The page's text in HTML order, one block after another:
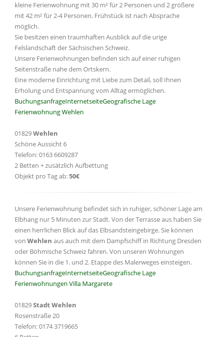
kleine Ferienwohnung mit 30 m² für 2 Personen und 2 größere
mit 42 m² für 2-4 Personen. Frühstück ist nach Absprache
möglich.
Sie besitzen einen traumhaften Ausblick auf die urige
Felslandschaft der Sächsischen Schweiz.
Unsere Ferienwohnungen befinden sich auf einer ruhigen
Seitenstraße nahe dem Ortskern.
Eine moderne Einrichtung mit Liebe zum Detail, soll Ihnen
Erholung und Entspannung vom Alltag ermöglichen.
BuchungsanfrageInternetseiteGeografische Lage
Ferienwohnung Wehlen
01829Wehlen
Schöne Aussicht 6
Telefon: 0163 6609287
2 Betten + zusätzlich Aufbettung
Objekt pro Tag ab:50€
Unsere Ferienwohnung befindet sich in ruhiger, schöner Lage am
Elbhang nur 5 Minuten zur Stadt. Von der Terrasse aus haben Sie
einen herrlichen Blick auf das Elbsandsteingebirge. Sie können
von Wehlen aus auch mit dem Dampfschiff in Richtung Dresden
oder Böhmische Schweiz fahren. Von unseren Wohnungen
können Sie in die 1. und 2. Etappe des Malerweges einsteigen.
BuchungsanfrageInternetseiteGeografische Lage
Ferienwohnungen Villa Margarete
01829Stadt Wehlen
Rosenstraße 20
Telefon: 0174 3719665